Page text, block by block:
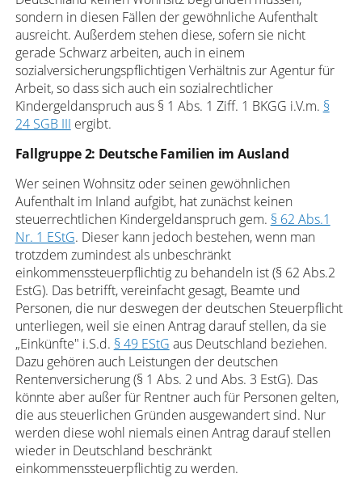
sondern in diesen Fällen der gewöhnliche Aufenthalt
ausreicht. Außerdem stehen diese, sofern sie nicht
gerade Schwarz arbeiten, auch in einem
sozialversicherungspflichtigen Verhältnis zur Agentur für
Arbeit, so dass sich auch ein sozialrechtlicher
Kindergeldanspruch aus § 1 Abs. 1 Ziff. 1 BKGG i.V.m. §
24 SGB III ergibt.
Fallgruppe 2: Deutsche Familien im Ausland
Wer seinen Wohnsitz oder seinen gewöhnlichen
Aufenthalt im Inland aufgibt, hat zunächst keinen
steuerrechtlichen Kindergeldanspruch gem. § 62 Abs.1
Nr. 1 EStG. Dieser kann jedoch bestehen, wenn man
trotzdem zumindest als unbeschränkt
einkommenssteuerpflichtig zu behandeln ist (§ 62 Abs.2
EstG). Das betrifft, vereinfacht gesagt, Beamte und
Personen, die nur deswegen der deutschen Steuerpflicht
unterliegen, weil sie einen Antrag darauf stellen, da sie
„Einkünfte" i.S.d. § 49 EStG aus Deutschland beziehen.
Dazu gehören auch Leistungen der deutschen
Rentenversicherung (§ 1 Abs. 2 und Abs. 3 EstG). Das
könnte aber außer für Rentner auch für Personen gelten,
die aus steuerlichen Gründen ausgewandert sind. Nur
werden diese wohl niemals einen Antrag darauf stellen
wieder in Deutschland beschränkt
einkommenssteuerpflichtig zu werden.